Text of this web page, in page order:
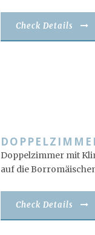
Check Details
Doppelzimmer mit
auf die
Check Details